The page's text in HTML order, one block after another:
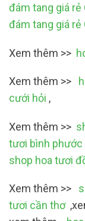
đám tang giá rẻ
đám tang giá
Xem thêm >>
Xem thêm >>
cưới hỏi ,
Xem thêm >>
tươi bình phước
shop hoa tươi
Xem thêm >>
tươi cần thơ